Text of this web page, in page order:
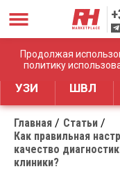
Продолжая
политику
Дистрибуция
УЗИ ШВЛ
Главная
Статьи
Как правильная
качество
клиники?